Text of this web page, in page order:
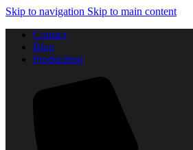
Skip to navigation Skip to main content
Contact
Blog
Producători